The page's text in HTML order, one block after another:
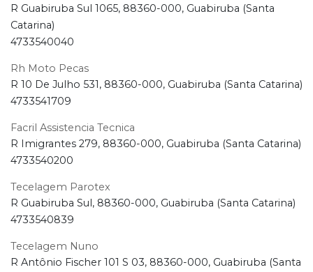
R Guabiruba Sul 1065, 88360-000, Guabiruba (Santa
Catarina)
4733540040
Rh Moto Pecas
R 10 De Julho 531, 88360-000, Guabiruba (Santa Catarina)
4733541709
Facril Assistencia Tecnica
R Imigrantes 279, 88360-000, Guabiruba (Santa Catarina)
4733540200
Tecelagem Parotex
R Guabiruba Sul, 88360-000, Guabiruba (Santa Catarina)
4733540839
Tecelagem Nuno
R Antônio Fischer 101 S 03, 88360-000, Guabiruba (Santa